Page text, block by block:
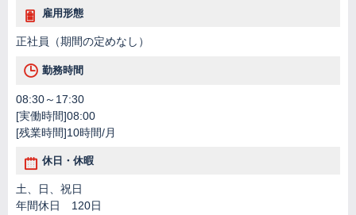
雇用形態
正社員（期間の定めなし）
勤務時間
08:30～17:30
[実働時間]08:00
[残業時間]10時間/月
休日・休暇
土、日、祝日
年間休日 120日